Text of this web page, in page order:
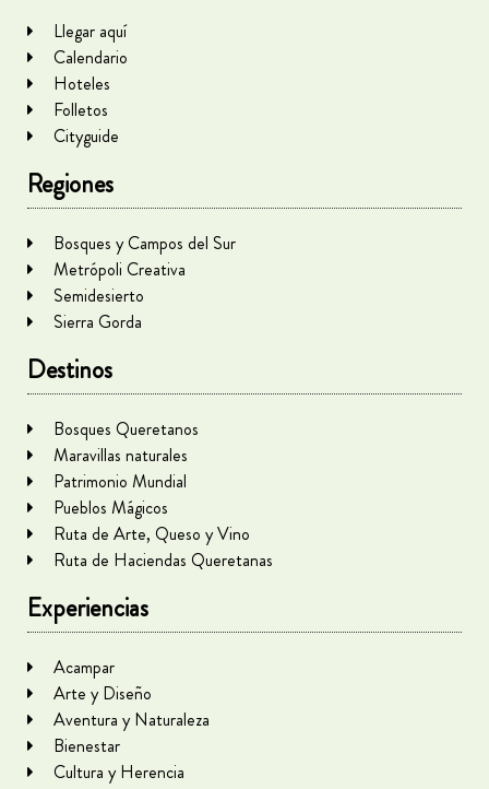
Llegar aquí
Calendario
Hoteles
Folletos
Cityguide
Regiones
Bosques y Campos del Sur
Metrópoli Creativa
Semidesierto
Sierra Gorda
Destinos
Bosques Queretanos
Maravillas naturales
Patrimonio Mundial
Pueblos Mágicos
Ruta de Arte, Queso y Vino
Ruta de Haciendas Queretanas
Experiencias
Acampar
Arte y Diseño
Aventura y Naturaleza
Bienestar
Cultura y Herencia